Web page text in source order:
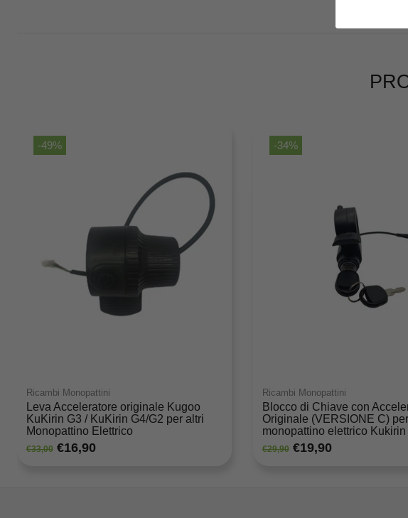
-49%
Ricambi Monopattini
Leva Acceleratore originale Kugoo
KuKirin G3 / KuKirin G4/G2 per altri
Monopattino Elettrico
€33,00 €16,90
-34%
Ricambi Monopattini
Blocco di Chiave con
Originale (VERSIONE C) per
monopattino elettrico Kukirin
Kukirin G2 Pro (VERSIONE
connettore stagno (5 pin)
€29,90 €19,90